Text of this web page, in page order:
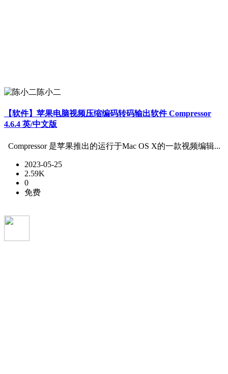
陈小二
【软件】苹果电脑视频压缩编码转码输出软件 Compressor
4.6.4 英/中文版
Compressor 是苹果推出的运行于Mac OS X的一款视频编辑...
2023-05-25
2.59K
0
免费